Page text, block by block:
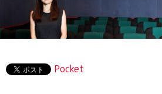
Pocket